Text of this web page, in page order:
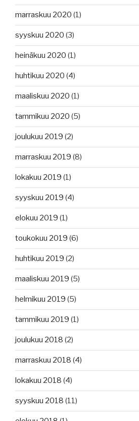
marraskuu 2020 (1)
syyskuu 2020 (3)
heinäkuu 2020 (1)
huhtikuu 2020 (4)
maaliskuu 2020 (1)
tammikuu 2020 (5)
joulukuu 2019 (2)
marraskuu 2019 (8)
lokakuu 2019 (1)
syyskuu 2019 (4)
elokuu 2019 (1)
toukokuu 2019 (6)
huhtikuu 2019 (2)
maaliskuu 2019 (5)
helmikuu 2019 (5)
tammikuu 2019 (1)
joulukuu 2018 (2)
marraskuu 2018 (4)
lokakuu 2018 (4)
syyskuu 2018 (11)